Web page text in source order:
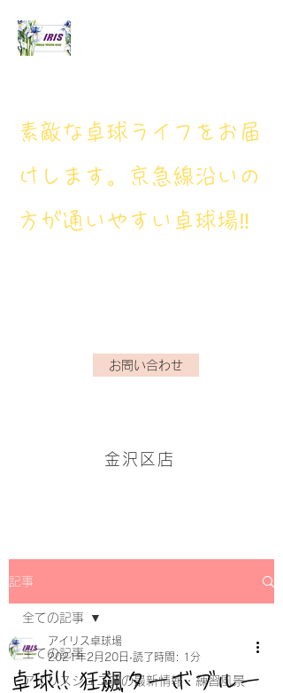
​素敵な卓球ライフをお届
けします。京急線沿いの
方が通いやすい卓球場‼
お問い合わせ
金沢区店
記事
全ての記事
アイリスジュニアの最新情報・練習風景
全ての記事
卓球!! 狂飆ターボブルー
アイリス卓球場
2021年2月20日 読了時間: 1分